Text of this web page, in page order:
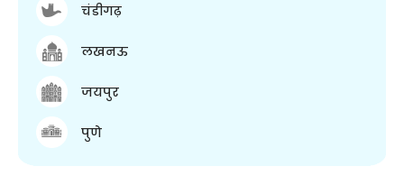
चंडीगढ़
लखनऊ
जयपुर
पुणे